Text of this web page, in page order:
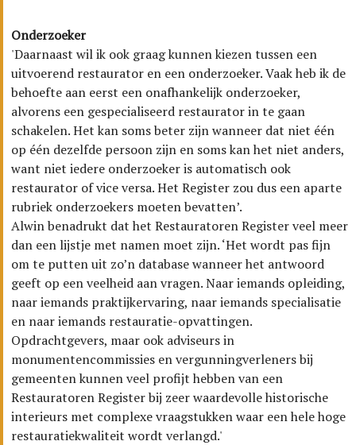
Onderzoeker
'Daarnaast wil ik ook graag kunnen kiezen tussen een
uitvoerend restaurator en een onderzoeker. Vaak heb ik de
behoefte aan eerst een onafhankelijk onderzoeker,
alvorens een gespecialiseerd restaurator in te gaan
schakelen. Het kan soms beter zijn wanneer dat niet één
op één dezelfde persoon zijn en soms kan het niet anders,
want niet iedere onderzoeker is automatisch ook
restaurator of vice versa. Het Register zou dus een aparte
rubriek onderzoekers moeten bevatten’.
Alwin benadrukt dat het Restauratoren Register veel meer
dan een lijstje met namen moet zijn. ‘Het wordt pas fijn
om te putten uit zo’n database wanneer het antwoord
geeft op een veelheid aan vragen. Naar iemands opleiding,
naar iemands praktijkervaring, naar iemands specialisatie
en naar iemands restauratie-opvattingen.
Opdrachtgevers, maar ook adviseurs in
monumentencommissies en vergunningverleners bij
gemeenten kunnen veel profijt hebben van een
Restauratoren Register bij zeer waardevolle historische
interieurs met complexe vraagstukken waar een hele hoge
restauratiekwaliteit wordt verlangd.'